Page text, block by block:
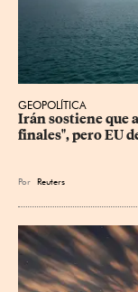
GEOPOLÍTICA
Irán sostiene que
finales", pero EU
Por Reuters